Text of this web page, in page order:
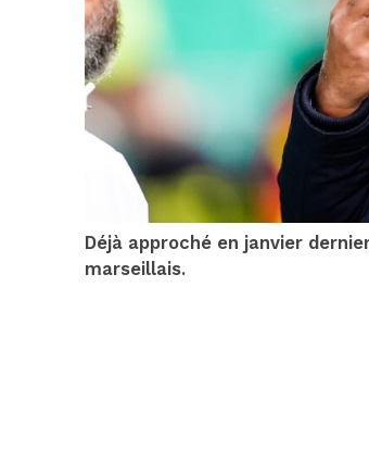
Déjà approché en janvier
marseillais.